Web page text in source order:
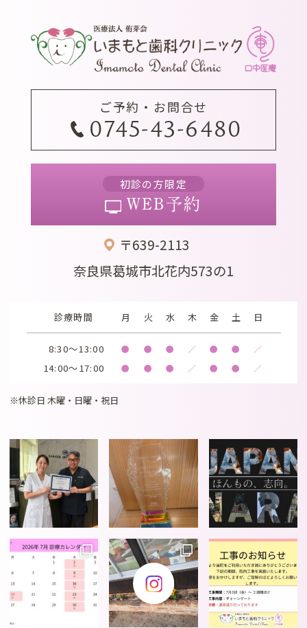
ご予約・お問合せ
0745-43-6480
初診の方限定
WEB予約
〒639-2113
奈良県葛城市北花内573の1
診療時間 月 火 水 木 金 土 日
8:30～13:00 ● ● ● ／ ● ● ／
14:00～17:00 ● ● ● ／ ● ● ／
※休診日 木曜・日曜・祝日